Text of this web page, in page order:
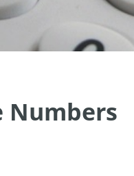
Numbers